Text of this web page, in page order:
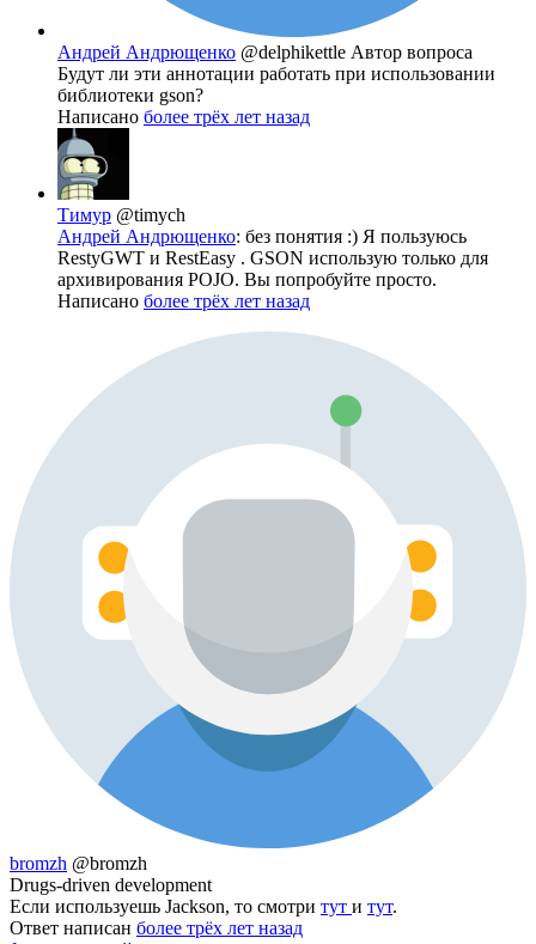
Андрей Андрющенко @delphikettle Автор вопроса
Будут ли эти аннотации работать при использовании
библиотеки gson?
Написано более трёх лет назад
Тимур @timych
Андрей Андрющенко: без понятия :) Я пользуюсь
RestyGWT и RestEasy . GSON использую только для
архивирования POJO. Вы попробуйте просто.
Написано более трёх лет назад
bromzh @bromzh
Drugs-driven development
Если используешь Jackson, то смотри тут и тут.
Ответ написан более трёх лет назад